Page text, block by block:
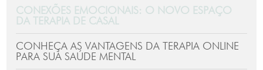
CONEXÕES EMOCIONAIS: O NOVO ESPAÇO
DA TERAPIA DE CASAL
CONHEÇA AS VANTAGENS DA TERAPIA ONLINE
PARA SUA SAÚDE MENTAL